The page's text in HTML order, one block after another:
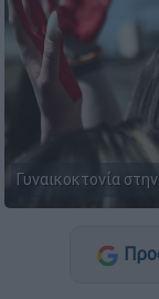
Γυναικοκτονία